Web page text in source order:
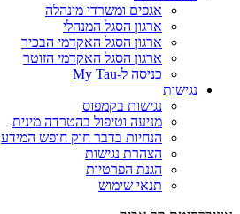
אגפים ומשרדי מינהלה
ארגון הסגל המנהלי
ארגון הסגל האקדמי הבכיר
ארגון הסגל האקדמי הזוטר
כניסה ל-My Tau
נגישות
נגישות בקמפוס
מניעה וטיפול בהטרדה מינית
הנחיות בדבר חוק חופש המידע
הצהרת נגישות
הגנת הפרטיות
תנאי שימוש